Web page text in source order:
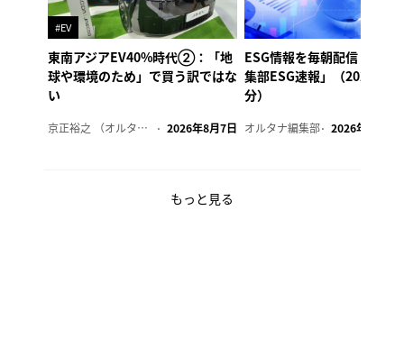
#EV
東南アジアEV40%時代②：「地
球や環境のため」で買う訳ではな
い
京正裕之 （オルタナ副編集長） 2026年8月7日
ESG情報を毎朝配信「オル
集部ESG速報」（2026年8
分）
オルタナ編集部 2026年8月7日
もっと見る